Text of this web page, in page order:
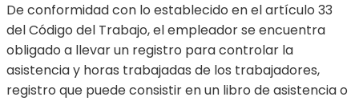
De conformidad con lo establecido en el artículo 33
del Código del Trabajo, el empleador se encuentra
obligado a llevar un registro para controlar la
asistencia y horas trabajadas de los trabajadores,
registro que puede consistir en un libro de asistencia o